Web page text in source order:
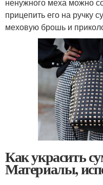
ненужного меха можно
прицепить его на ручку
меховую брошь и
Как украсить
Материалы,